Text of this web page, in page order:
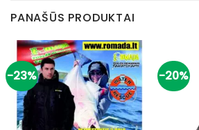
PANAŠŪS PRODUKTAI
-23% -20%